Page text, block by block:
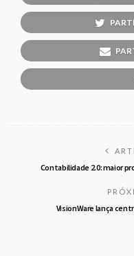
Contabilidade 2.0: maior
VisionWare lança